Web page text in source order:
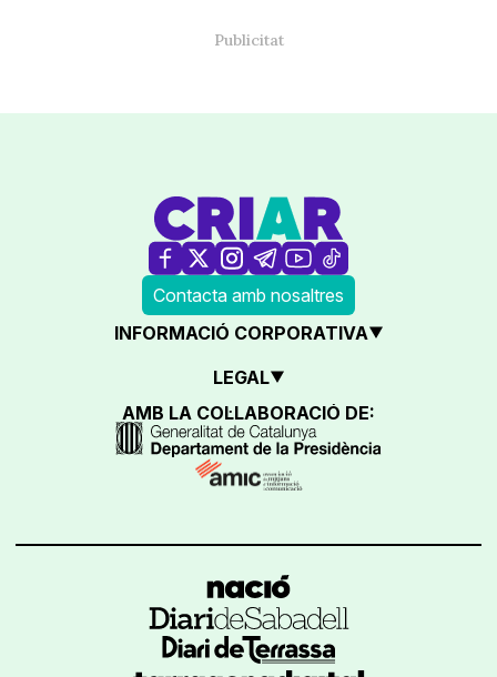
Contacta amb nosaltres
INFORMACIÓ CORPORATIVA
LEGAL
AMB LA COL·LABORACIÓ DE: